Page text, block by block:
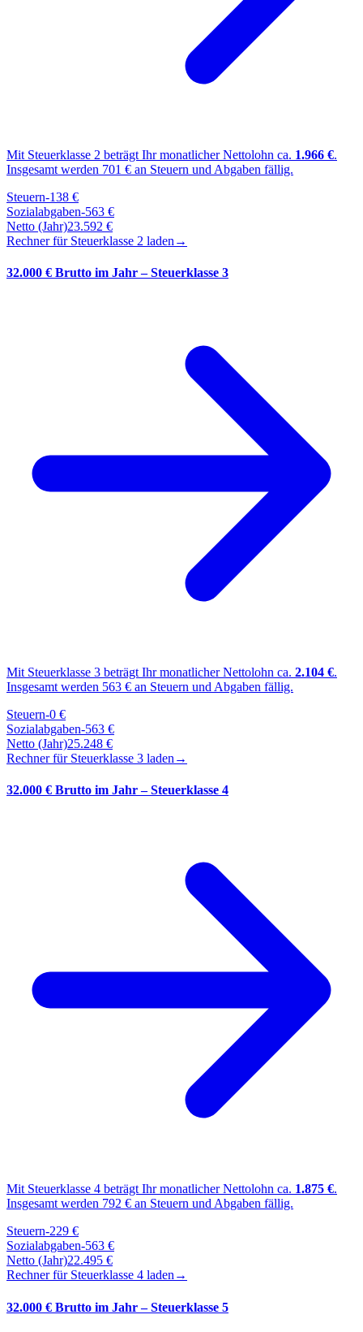
Mit Steuerklasse 2 beträgt Ihr monatlicher Nettolohn ca. 1.966 €.
Insgesamt werden 701 € an Steuern und Abgaben fällig.
Steuern-138 €
Sozialabgaben-563 €
Netto (Jahr)23.592 €
Rechner für Steuerklasse 2 laden →
32.000 € Brutto im Jahr – Steuerklasse 3
Mit Steuerklasse 3 beträgt Ihr monatlicher Nettolohn ca. 2.104 €.
Insgesamt werden 563 € an Steuern und Abgaben fällig.
Steuern-0 €
Sozialabgaben-563 €
Netto (Jahr)25.248 €
Rechner für Steuerklasse 3 laden →
32.000 € Brutto im Jahr – Steuerklasse 4
Mit Steuerklasse 4 beträgt Ihr monatlicher Nettolohn ca. 1.875 €.
Insgesamt werden 792 € an Steuern und Abgaben fällig.
Steuern-229 €
Sozialabgaben-563 €
Netto (Jahr)22.495 €
Rechner für Steuerklasse 4 laden →
32.000 € Brutto im Jahr – Steuerklasse 5